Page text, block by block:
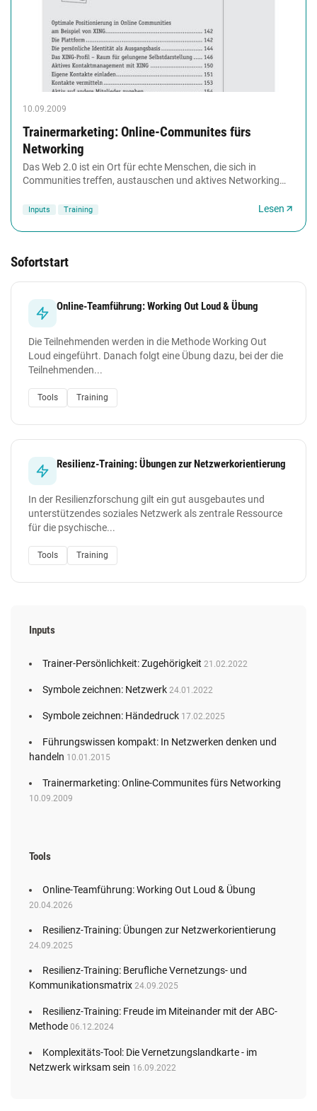
10.09.2009
Trainermarketing: Online-Communites fürs
Networking
Das Web 2.0 ist ein Ort für echte Menschen, die sich in
Communities treffen, austauschen und aktives Networking
Inputs Training Lesen
Sofortstart
Online-Teamführung: Working Out Loud & Übung
Die Teilnehmenden werden in die Methode Working Out
Loud eingeführt. Danach folgt eine Übung dazu, bei der die
Teilnehmenden...
Tools Training
Resilienz-Training: Übungen zur Netzwerkorientierung
In der Resilienzforschung gilt ein gut ausgebautes und
unterstützendes soziales Netzwerk als zentrale Ressource
für die psychische...
Tools Training
Inputs
Trainer-Persönlichkeit: Zugehörigkeit 21.02.2022
Symbole zeichnen: Netzwerk 24.01.2022
Symbole zeichnen: Händedruck 17.02.2025
Führungswissen kompakt: In Netzwerken denken und
handeln 10.01.2015
Trainermarketing: Online-Communites fürs Networking
10.09.2009
Tools
Online-Teamführung: Working Out Loud & Übung
20.04.2026
Resilienz-Training: Übungen zur Netzwerkorientierung
24.09.2025
Resilienz-Training: Berufliche Vernetzungs- und
Kommunikationsmatrix 24.09.2025
Resilienz-Training: Freude im Miteinander mit der ABC-
Methode 06.12.2024
Komplexitäts-Tool: Die Vernetzungslandkarte - im
Netzwerk wirksam sein 16.09.2022